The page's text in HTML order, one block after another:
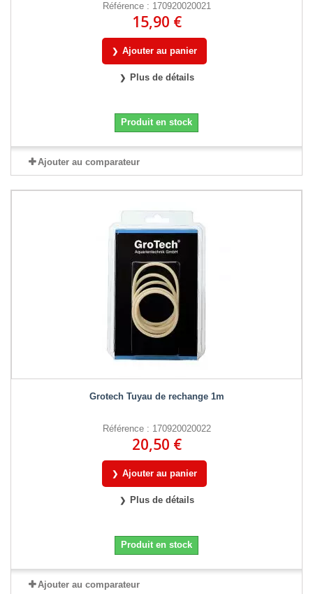
Référence : 170920020021
15,90 €
Ajouter au panier
Plus de détails
Produit en stock
Ajouter au comparateur
Grotech Tuyau de rechange 1m
Référence : 170920020022
20,50 €
Ajouter au panier
Plus de détails
Produit en stock
Ajouter au comparateur